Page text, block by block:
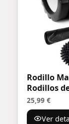
Rodillo
Rodillos
Bolas de
Rodillos
25,99 €
Ver